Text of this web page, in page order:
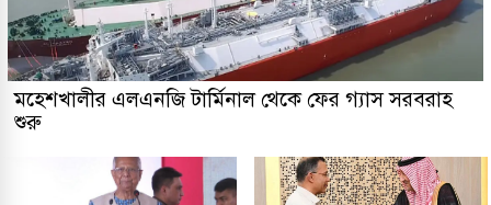
মহেশখালীর এলএনজি টার্মিনাল থেকে ফের গ্যাস সরবরাহ
শুরু